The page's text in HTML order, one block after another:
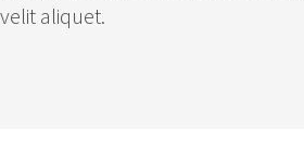
velit aliquet.